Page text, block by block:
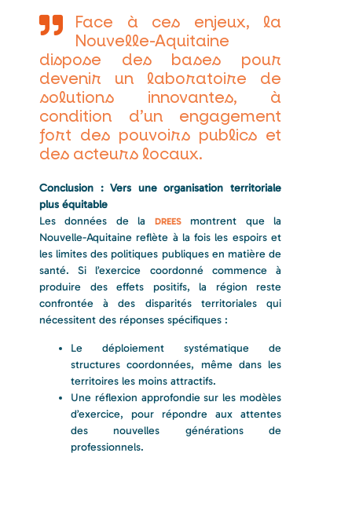
Face à ces enjeux, la
Nouvelle-Aquitaine
dispose des bases pour
devenir un laboratoire de
solutions innovantes, à
condition d’un engagement
fort des pouvoirs publics et
des acteurs locaux.
Conclusion : Vers une organisation territoriale
plus équitable
Les données de la
DREESmontrent que la
Nouvelle-Aquitaine reflète à la fois les espoirs et
les limites des politiques publiques en matière de
santé. Si l’exercice coordonné commence à
produire des effets positifs, la région reste
confrontée à des disparités territoriales qui
nécessitent des réponses spécifiques :
Le déploiement systématique de
structures coordonnées, même dans les
territoires les moins attractifs.
Une réflexion approfondie sur les modèles
d’exercice, pour répondre aux attentes
des nouvelles générations de
professionnels.